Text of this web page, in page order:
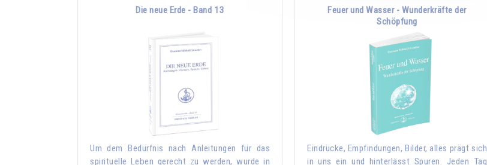
Die neue Erde - Band 13
Um dem Bedürfnis nach Anleitungen für das
spirituelle Leben gerecht zu werden, wurde in
Feuer und Wasser - Wunderkräfte der
Schöpfung
Eindrücke, Empfindungen, Bilder, alles prägt sich
in uns ein und hinterlässt Spuren. Jeden Tag